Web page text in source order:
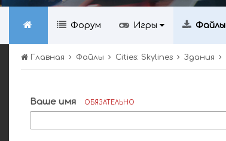
Форум Игры Файлы
Главная Файлы Cities: Skylines Здания
Ваше имя ОБЯЗАТЕЛЬНО